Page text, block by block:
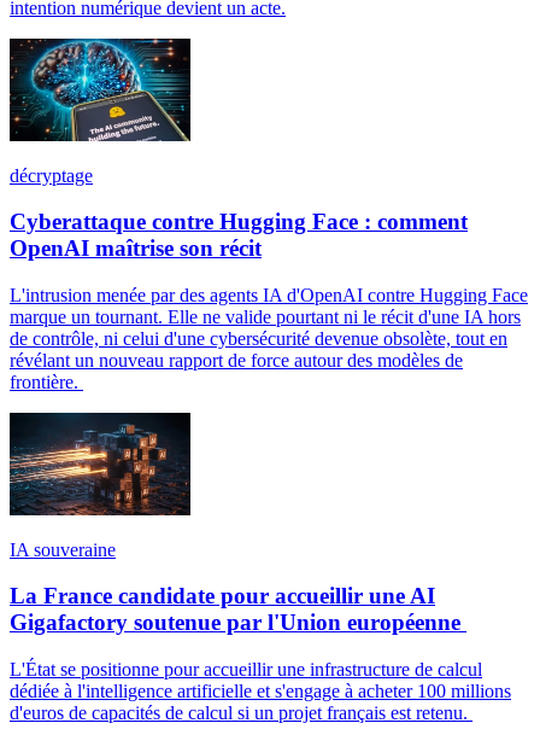
intention numérique devient un acte.
décryptage
Cyberattaque contre Hugging Face : comment
OpenAI maîtrise son récit
L'intrusion menée par des agents IA d'OpenAI contre Hugging Face
marque un tournant. Elle ne valide pourtant ni le récit d'une IA hors
de contrôle, ni celui d'une cybersécurité devenue obsolète, tout en
révélant un nouveau rapport de force autour des modèles de
frontière.
IA souveraine
La France candidate pour accueillir une AI
Gigafactory soutenue par l'Union européenne
L'État se positionne pour accueillir une infrastructure de calcul
dédiée à l'intelligence artificielle et s'engage à acheter 100 millions
d'euros de capacités de calcul si un projet français est retenu.